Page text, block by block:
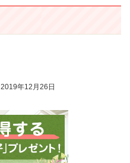
2019年12月26日